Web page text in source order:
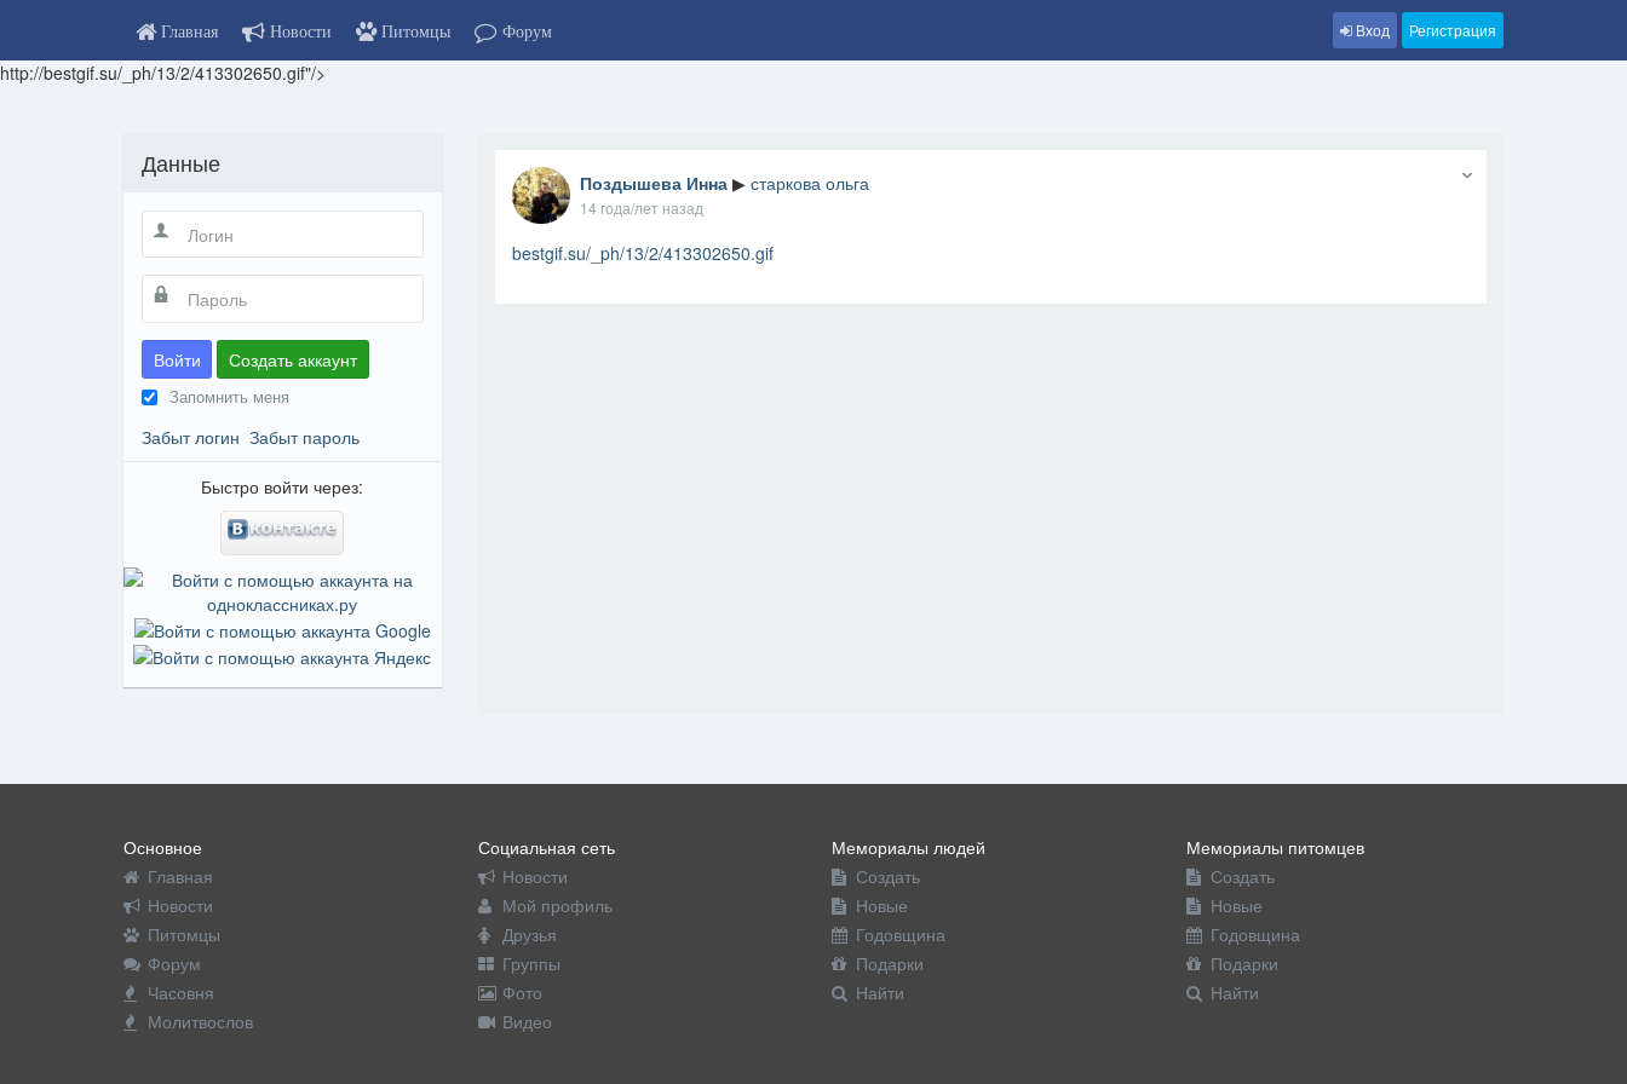
http://bestgif.su/_ph/13/2/413302650.gif"/>
Главная Новости Питомцы Форум Вход Регистрация
Поздышева Инна ▶старкова ольга
14 года/лет назад
bestgif.su/_ph/13/2/413302650.gif
Данные
Войти Создать аккаунт
Запомнить меня
Забыт логин Забыт пароль
Быстро войти через:
Основное
Главная
Новости
Питомцы
Форум
Часовня
Молитвослов
Социальная сеть
Новости
Мой профиль
Друзья
Группы
Фото
Видео
Мемориалы людей
Создать
Новые
Годовщина
Подарки
Найти
Мемориалы питомцев
Создать
Новые
Годовщина
Подарки
Найти